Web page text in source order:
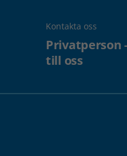
Kontakta oss
Privatperson
till oss